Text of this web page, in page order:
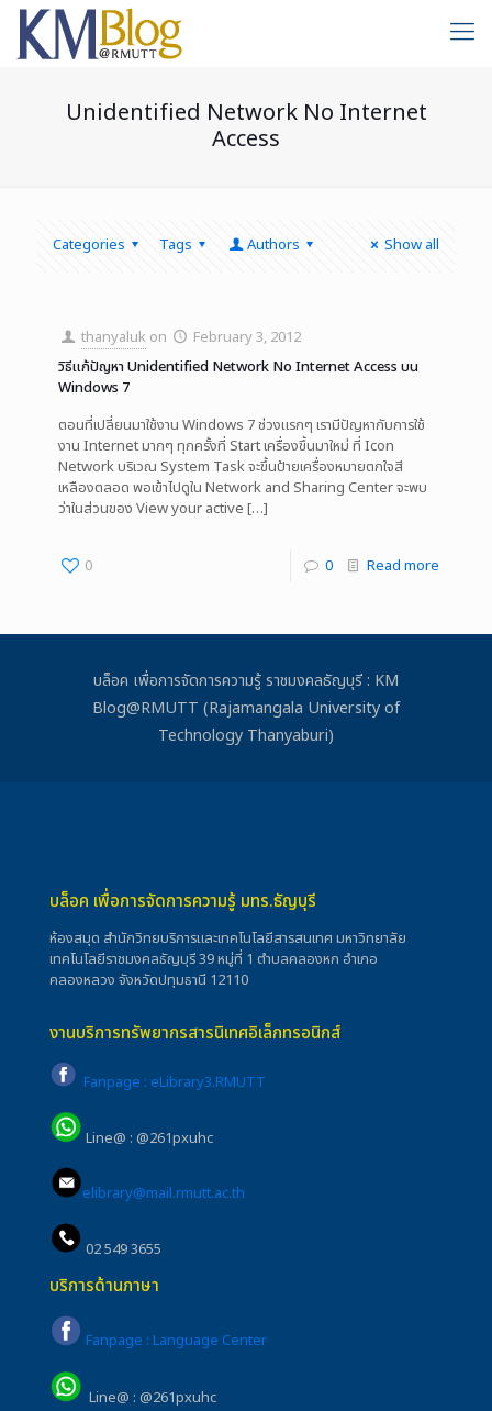
Unidentified Network No Internet
Access
Categories Tags Authors Show all
thanyaluk on
February 3, 2012
วิธีแก้ปัญหา Unidentified Network No Internet Access บน
Windows 7
ตอนที่เปลี่ยนมาใช้งาน Windows 7 ช่วงแรกๆ เรามีปัญหากับการใช้
งาน Internet มากๆ ทุกครั้งที่ Start เครื่องขึ้นมาใหม่ ที่ Icon
Network บริเวณ System Task จะขึ้นป้ายเครื่องหมายตกใจสี
เหลืองตลอด พอเข้าไปดูใน Network and Sharing Center จะพบ
ว่าในส่วนของ View your active […]
0 0 Read more
บล็อค เพื่อการจัดการความรู้ ราชมงคลธัญบุรี : KM
Blog@RMUTT (Rajamangala University of
Technology Thanyaburi)
บล็อค เพื่อการจัดการความรู้ มทร.ธัญบุรี
ห้องสมุด สำนักวิทยบริการและเทคโนโลยีสารสนเทศ มหาวิทยาลัย
เทคโนโลยีราชมงคลธัญบุรี 39 หมู่ที่ 1 ตำบลคลองหก อำเภอ
คลองหลวง จังหวัดปทุมธานี 12110
งานบริการทรัพยากรสารนิเทศอิเล็กทรอนิกส์
Fanpage : eLibrary3.RMUTT
Line@ : @261pxuhc
elibrary@mail.rmutt.ac.th
02 549 3655
บริการด้านภาษา
Fanpage : Language Center
Line@ : @261pxuhc